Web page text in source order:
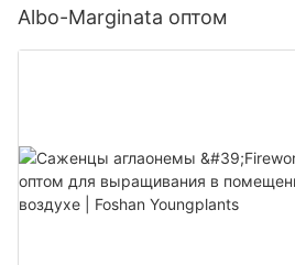
Albo-Marginata оптом